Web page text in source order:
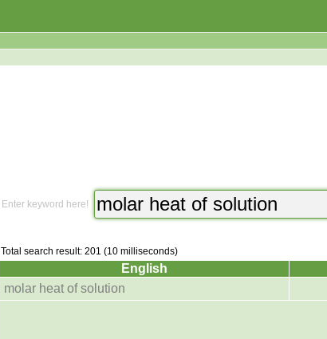
Enter keyword here!
Total search result: 201 (10 milliseconds)
English
molar heat of solution